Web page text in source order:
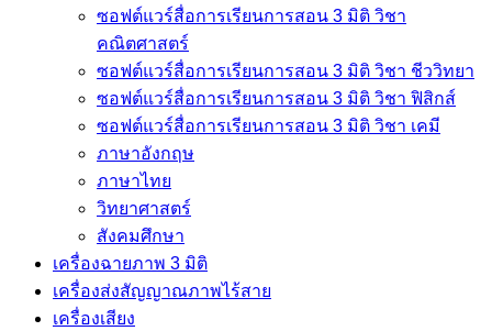
ซอฟต์แวร์สื่อการเรียนการสอน 3 มิติ วิชา
คณิตศาสตร์
ซอฟต์แวร์สื่อการเรียนการสอน 3 มิติ วิชา ชีววิทยา
ซอฟต์แวร์สื่อการเรียนการสอน 3 มิติ วิชา ฟิสิกส์
ซอฟต์แวร์สื่อการเรียนการสอน 3 มิติ วิชา เคมี
ภาษาอังกฤษ
ภาษาไทย
วิทยาศาสตร์
สังคมศึกษา
เครื่องฉายภาพ 3 มิติ
เครื่องส่งสัญญาณภาพไร้สาย
เครื่องเสียง